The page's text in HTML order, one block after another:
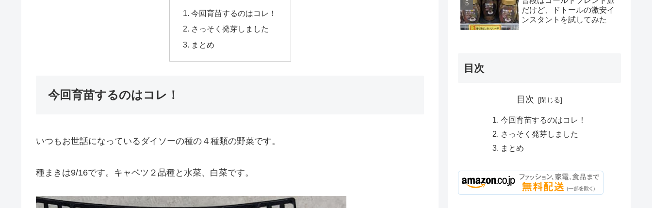
今回育苗するのはコレ！
さっそく発芽しました
まとめ
今回育苗するのはコレ！
いつもお世話になっているダイソーの種の４種類の野菜です。
種まきは9/16です。キャベツ２品種と水菜、白菜です。
だけど、ドトールの激安イ
ンスタントを試してみた
目次
目次
今回育苗するのはコレ！
さっそく発芽しました
まとめ